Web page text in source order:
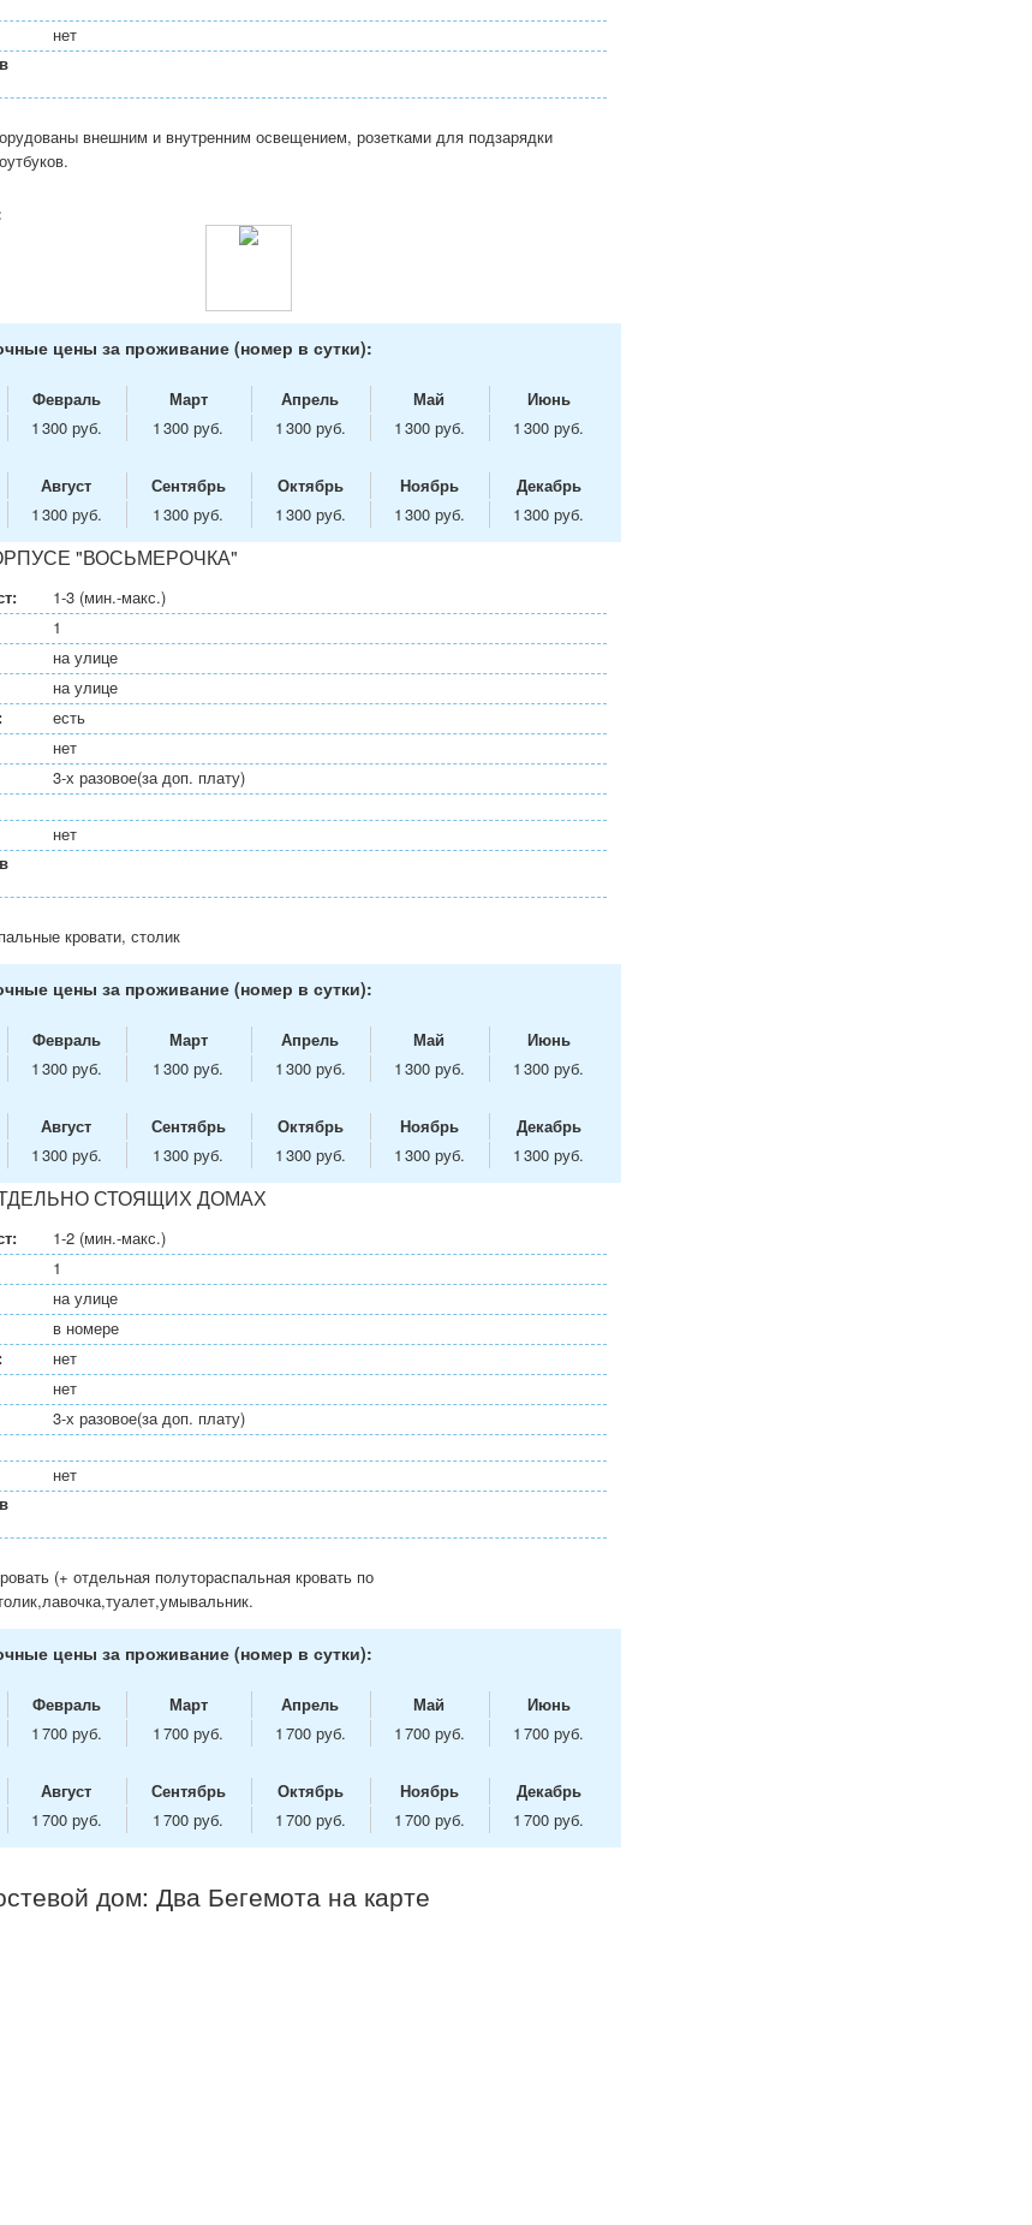
нет
внешним и внутренним освещением, розетками для подзарядки
цены за проживание (номер в сутки):
Февраль Март Апрель Май
Июнь
1 300 руб. 1 300 руб. 1 300 руб. 1 300 руб. 1 300 руб.
Август Сентябрь Октябрь Ноябрь
Декабрь
1 300 руб. 1 300 руб. 1 300 руб. 1 300 руб. 1 300 руб.
"ВОСЬМЕРОЧКА"
1-3 (мин.-макс.)
1
на улице
на улице
есть
нет
3-х разовое(за доп. плату)
нет
кровати, столик
цены за проживание (номер в сутки):
Февраль Март Апрель Май
Июнь
1 300 руб. 1 300 руб. 1 300 руб. 1 300 руб. 1 300 руб.
Август Сентябрь Октябрь Ноябрь
Декабрь
1 300 руб. 1 300 руб. 1 300 руб. 1 300 руб. 1 300 руб.
СТОЯЩИХ ДОМАХ
1-2 (мин.-макс.)
1
на улице
в номере
нет
нет
3-х разовое(за доп. плату)
нет
(+ отдельная полутораспальная кровать по
цены за проживание (номер в сутки):
Февраль Март Апрель Май
Июнь
1 700 руб. 1 700 руб. 1 700 руб. 1 700 руб. 1 700 руб.
Август Сентябрь Октябрь Ноябрь
Декабрь
1 700 руб. 1 700 руб. 1 700 руб. 1 700 руб. 1 700 руб.
дом: Два Бегемота на карте